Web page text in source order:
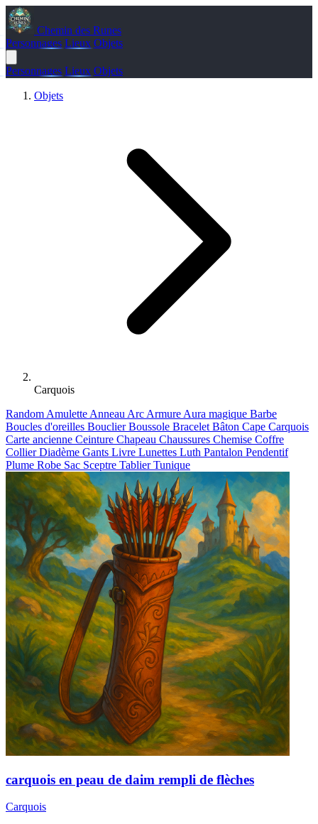
Chemin des Runes
Personnages Lieux Objets
Personnages Lieux Objets
Objets
Carquois
Random Amulette Anneau Arc Armure Aura magique Barbe
Boucles d'oreilles BouclierBoussole Bracelet Bâton Cape Carquois
Carte ancienne Ceinture Chapeau Chaussures Chemise Coffre
CollierDiadème Gants Livre Lunettes Luth Pantalon Pendentif
Plume Robe Sac Sceptre TablierTunique
carquois en peau de daim rempli de flèches
Carquois